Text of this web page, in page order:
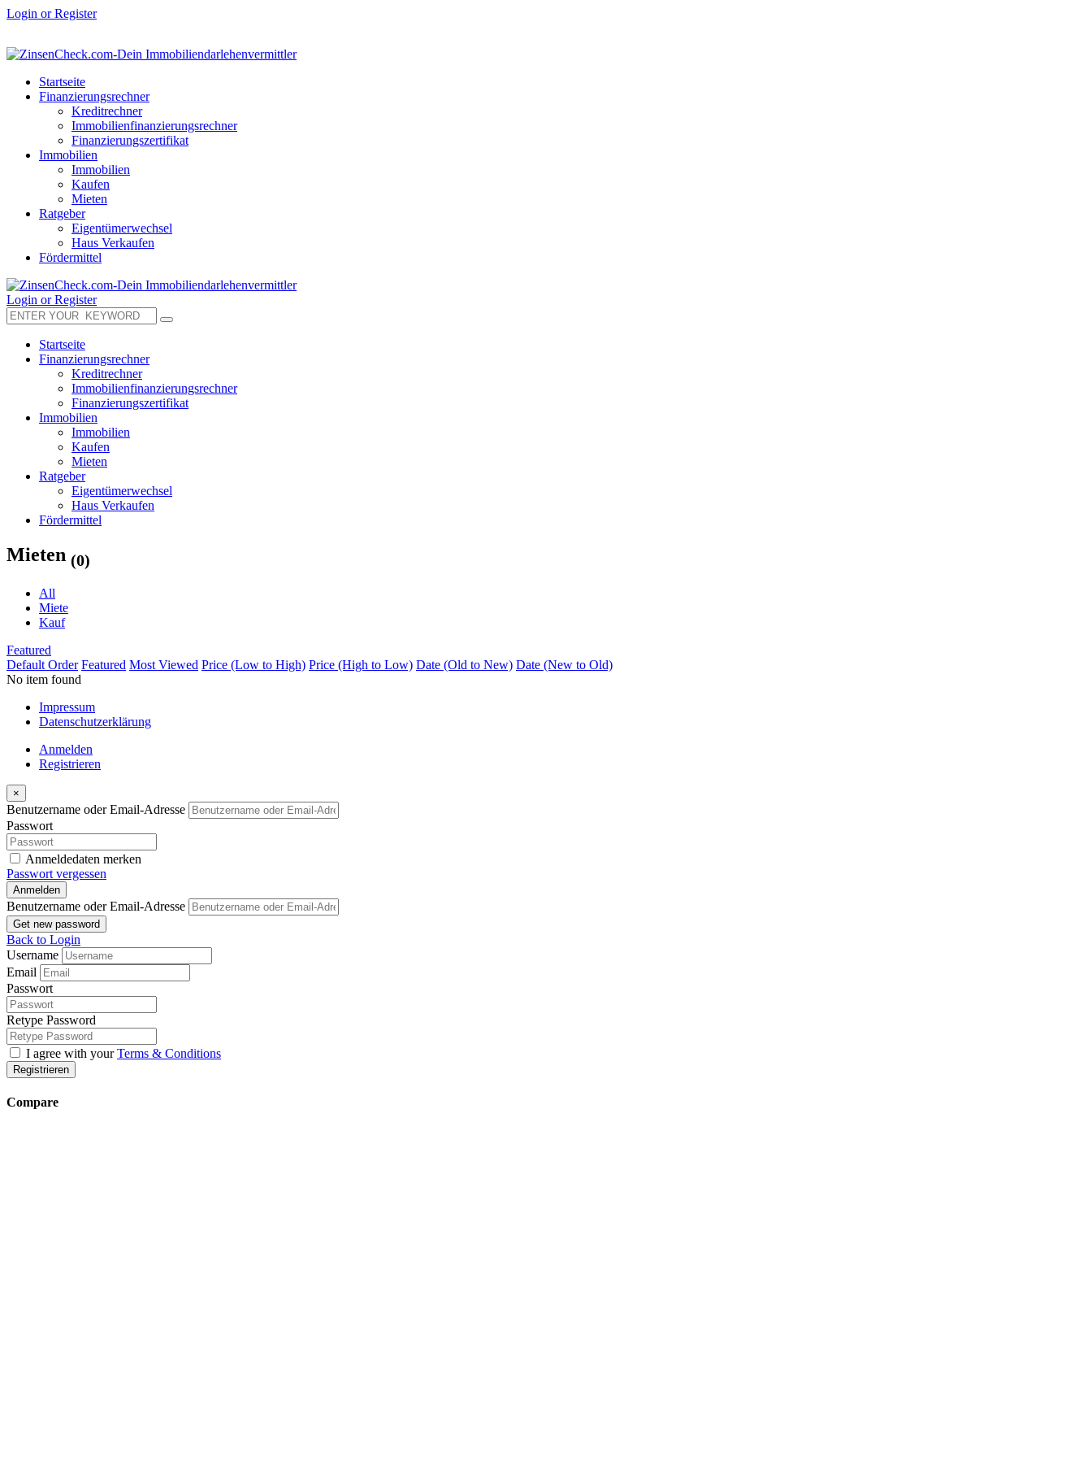
Login or Register
Startseite
Finanzierungsrechner
Kreditrechner
Immobilienfinanzierungsrechner
Finanzierungszertifikat
Immobilien
Immobilien
Kaufen
Mieten
Ratgeber
Eigentümerwechsel
Haus Verkaufen
Fördermittel
Login or Register
Startseite
Finanzierungsrechner
Kreditrechner
Immobilienfinanzierungsrechner
Finanzierungszertifikat
Immobilien
Immobilien
Kaufen
Mieten
Ratgeber
Eigentümerwechsel
Haus Verkaufen
Fördermittel
Mieten (0)
All
Miete
Kauf
Featured
Default Order Featured Most Viewed Price (Low to High) Price (High to Low) Date (Old to New) Date (New to Old)
No item found
Impressum
Datenschutzerklärung
Anmelden
Registrieren
×
Benutzername oder Email-Adresse
Passwort
Anmeldedaten merken
Passwort vergessen
Anmelden
Benutzername oder Email-Adresse
Get new password
Back to Login
Username
Email
Passwort
Retype Password
I agree with yourTerms & Conditions
Registrieren
Compare